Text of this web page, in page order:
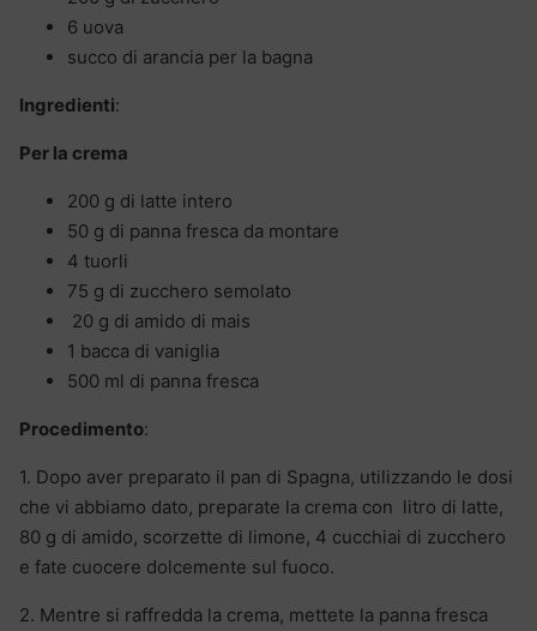
6 uova
succo di arancia per la bagna
Ingredienti:
Per la crema
200 g di latte intero
50 g di panna fresca da montare
4 tuorli
75 g di zucchero semolato
20 g di amido di mais
1 bacca di vaniglia
500 ml di panna fresca
Procedimento:
1. Dopo aver preparato il pan di Spagna, utilizzando le dosi
che vi abbiamo dato, preparate la crema con litro di latte,
80 g di amido, scorzette di limone, 4 cucchiai di zucchero
e fate cuocere dolcemente sul fuoco.
2. Mentre si raffredda la crema, mettete la panna fresca